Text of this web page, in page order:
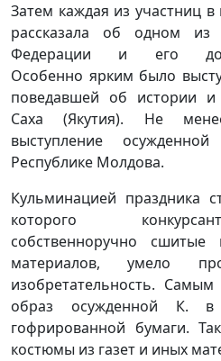
Затем каждая из участниц
рассказала об одном из
Федерации и его
Особенно ярким было
поведавшей об истории и
Саха (Якутия). Не
выступление
Республике Молдова.
Кульминацией праздника
которого
собственноручно
материалов, умело
изобретательность.
образ осужденной К.
гофрированной бумаги.
костюмы из газет и иных